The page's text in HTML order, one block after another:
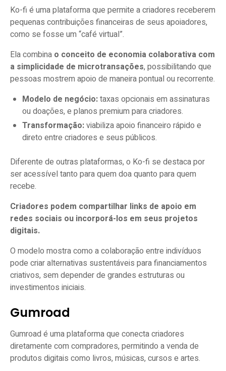
Ko-fi é uma plataforma que permite a criadores receberem
pequenas contribuições financeiras de seus apoiadores,
como se fosse um “café virtual”.
Ela combina o conceito de economia colaborativa com
a simplicidade de microtransações, possibilitando que
pessoas mostrem apoio de maneira pontual ou recorrente.
Modelo de negócio:taxas opcionais em assinaturas
ou doações, e planos premium para criadores.
Transformação:viabiliza apoio financeiro rápido e
direto entre criadores e seus públicos.
Diferente de outras plataformas, o Ko-fi se destaca por
ser acessível tanto para quem doa quanto para quem
recebe.
Criadores podem compartilhar links de apoio em
redes sociais ou incorporá-los em seus projetos
digitais.
O modelo mostra como a colaboração entre indivíduos
pode criar alternativas sustentáveis para financiamentos
criativos, sem depender de grandes estruturas ou
investimentos iniciais.
Gumroad
Gumroad é uma plataforma que conecta criadores
diretamente com compradores, permitindo a venda de
produtos digitais como livros, músicas, cursos e artes.